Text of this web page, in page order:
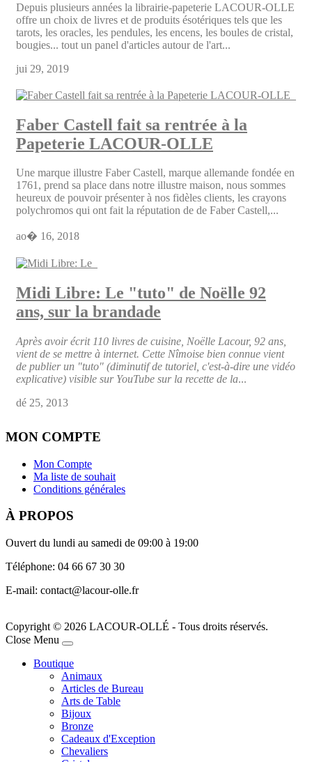
Depuis plusieurs années la librairie-papeterie LACOUR-OLLE
offre un choix de livres et de produits ésotériques tels que les
tarots, les oracles, les pendules, les encens, les boules de cristal,
bougies... tout un panel d'articles autour de l'art...
jui 29, 2019
Faber Castell fait sa rentrée à la
Papeterie LACOUR-OLLE
Une marque illustre Faber Castell, marque allemande fondée en
1761, prend sa place dans notre illustre maison, nous sommes
heureux de pouvoir présenter à nos fidèles clients, les crayons
polychromos qui ont fait la réputation de de Faber Castell,...
ao� 16, 2018
Midi Libre: Le "tuto" de Noëlle 92
ans, sur la brandade
Après avoir écrit 110 livres de cuisine, Noëlle Lacour, 92 ans,
vient de se mettre à internet. Cette Nîmoise bien connue vient
de publier un "tuto" (diminutif de tutoriel, c'est-à-dire une vidéo
explicative) visible sur YouTube sur la recette de la...
dé 25, 2013
MON COMPTE
Mon Compte
Ma liste de souhait
Conditions générales
À PROPOS
Ouvert du lundi au samedi de 09:00 à 19:00
Téléphone: 04 66 67 30 30
E-mail: contact@lacour-olle.fr
Copyright © 2026 LACOUR-OLLÉ - Tous droits réservés.
Joomla! 3 Templates
Close Menu
Boutique
Animaux
Articles de Bureau
Arts de Table
Bijoux
Bronze
Cadeaux d'Exception
Chevaliers